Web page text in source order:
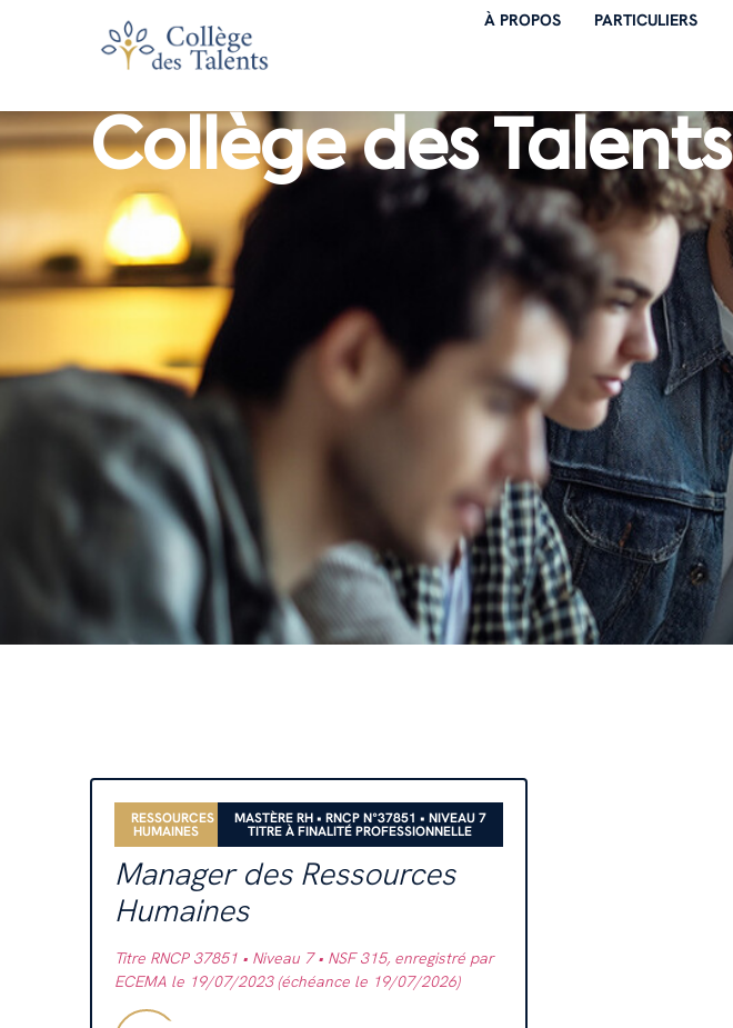
À PROPOS PARTICULIERS
Collège des Talents
RESSOURCES
HUMAINES
MASTÈRE RH • RNCP N°37851 • NIVEAU 7
TITRE À FINALITÉ PROFESSIONNELLE
Manager des Ressources
Humaines
Titre RNCP 37851 • Niveau 7 • NSF 315, enregistré par
ECEMA le 19/07/2023 (échéance le 19/07/2026)